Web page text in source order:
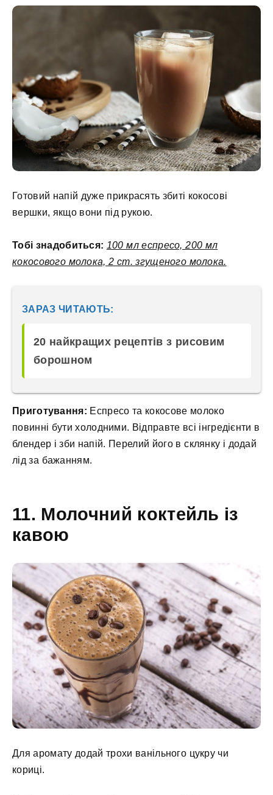
Готовий напій дуже прикрасять збиті кокосові
вершки, якщо вони під рукою.
Тобі знадобиться: 100 мл еспресо, 200 мл
кокосового молока, 2 ст. згущеного молока.
ЗАРАЗ ЧИТАЮТЬ:
20 найкращих рецептів з рисовим
борошном
Приготування: Еспресо та кокосове молоко
повинні бути холодними. Відправте всі інгредієнти в
блендер і зби напій. Перелий його в склянку і додай
лід за бажанням.
11. Молочний коктейль із
кавою
Для аромату додай трохи ванільного цукру чи
кориці.